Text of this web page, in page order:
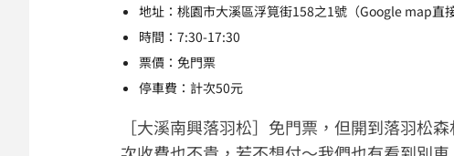
地址：桃園市大溪區浮筧街158之1號（Google map直
時間：7:30-17:30
票價：免門票
停車費：計次50元
［大溪南興落羽松］免門票，但開到落羽松